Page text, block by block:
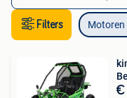
Filters Motoren
€